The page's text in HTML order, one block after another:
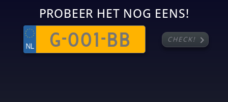
PROBEER HET NOG EENS!
CHECK! chevron_right